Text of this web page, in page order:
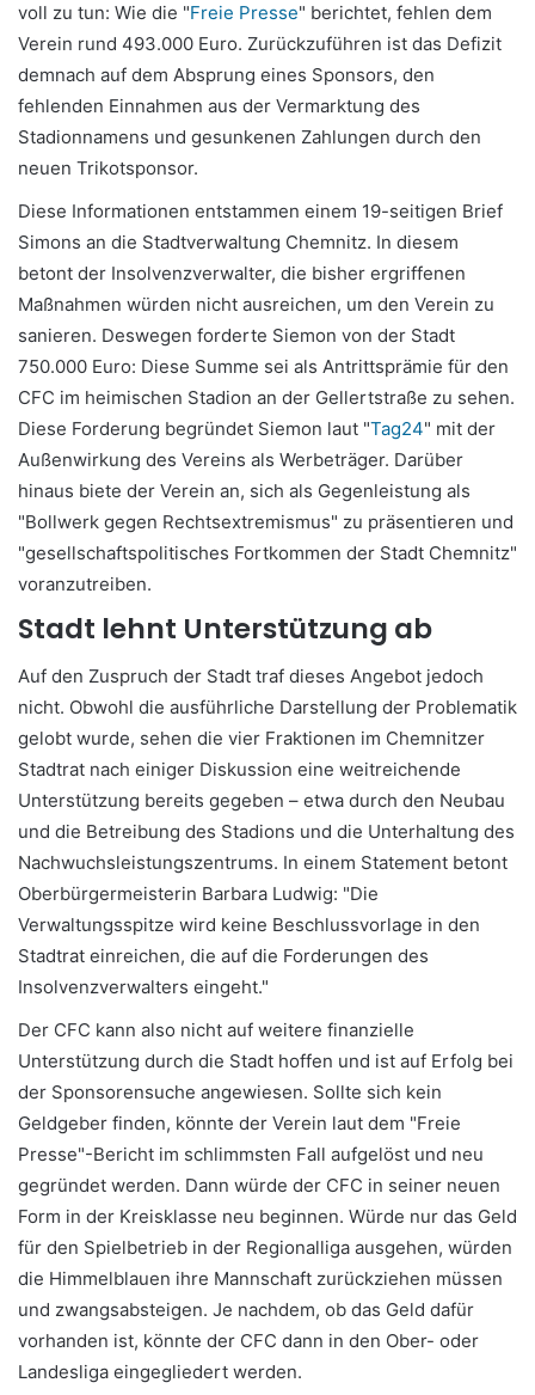
voll zu tun: Wie die "Freie Presse" berichtet, fehlen dem
Verein rund 493.000 Euro. Zurückzuführen ist das Defizit
demnach auf dem Absprung eines Sponsors, den
fehlenden Einnahmen aus der Vermarktung des
Stadionnamens und gesunkenen Zahlungen durch den
neuen Trikotsponsor.
Diese Informationen entstammen einem 19-seitigen Brief
Simons an die Stadtverwaltung Chemnitz. In diesem
betont der Insolvenzverwalter, die bisher ergriffenen
Maßnahmen würden nicht ausreichen, um den Verein zu
sanieren. Deswegen forderte Siemon von der Stadt
750.000 Euro: Diese Summe sei als Antrittsprämie für den
CFC im heimischen Stadion an der Gellertstraße zu sehen.
Diese Forderung begründet Siemon laut "Tag24" mit der
Außenwirkung des Vereins als Werbeträger. Darüber
hinaus biete der Verein an, sich als Gegenleistung als
"Bollwerk gegen Rechtsextremismus" zu präsentieren und
"gesellschaftspolitisches Fortkommen der Stadt Chemnitz"
voranzutreiben.
Stadt lehnt Unterstützung ab
Auf den Zuspruch der Stadt traf dieses Angebot jedoch
nicht. Obwohl die ausführliche Darstellung der Problematik
gelobt wurde, sehen die vier Fraktionen im Chemnitzer
Stadtrat nach einiger Diskussion eine weitreichende
Unterstützung bereits gegeben – etwa durch den Neubau
und die Betreibung des Stadions und die Unterhaltung des
Nachwuchsleistungszentrums. In einem Statement betont
Oberbürgermeisterin Barbara Ludwig: "Die
Verwaltungsspitze wird keine Beschlussvorlage in den
Stadtrat einreichen, die auf die Forderungen des
Insolvenzverwalters eingeht."
Der CFC kann also nicht auf weitere finanzielle
Unterstützung durch die Stadt hoffen und ist auf Erfolg bei
der Sponsorensuche angewiesen. Sollte sich kein
Geldgeber finden, könnte der Verein laut dem "Freie
Presse"-Bericht im schlimmsten Fall aufgelöst und neu
gegründet werden. Dann würde der CFC in seiner neuen
Form in der Kreisklasse neu beginnen. Würde nur das Geld
für den Spielbetrieb in der Regionalliga ausgehen, würden
die Himmelblauen ihre Mannschaft zurückziehen müssen
und zwangsabsteigen. Je nachdem, ob das Geld dafür
vorhanden ist, könnte der CFC dann in den Ober- oder
Landesliga eingegliedert werden.